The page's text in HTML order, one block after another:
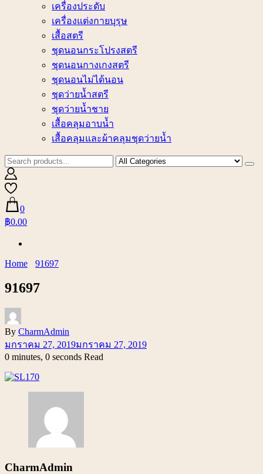
เครื่องประดับ
เครื่องแต่งกายบุรุษ
เสื้อสตรี
ชุดนอนกระโปรงสตรี
ชุดนอนกางเกงสตรี
ชุดนอนไม่ได้นอน
ชุดว่ายน้ำสตรี
ชุดว่ายน้ำชาย
เสื้อคลุมอาบน้ำ
เสื้อคลุมและผ้าคลุมชุดว่ายน้ำ
0
฿0.00
Home 91697
91697
By CharmAdmin
มกราคม 27, 2019มกราคม 27, 2019
0 minutes, 0 seconds Read
CharmAdmin